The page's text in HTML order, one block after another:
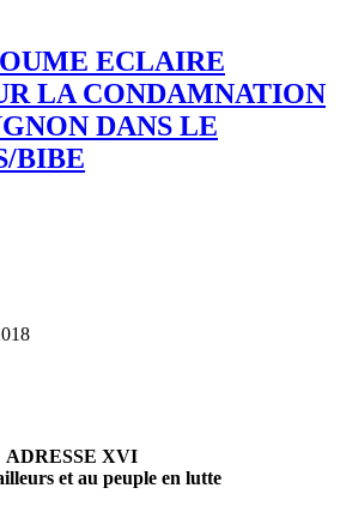
ECLAIRE
LA CONDAMNATION
DANS LE
BIBE
ADRESSE XVI
et au peuple en lutte